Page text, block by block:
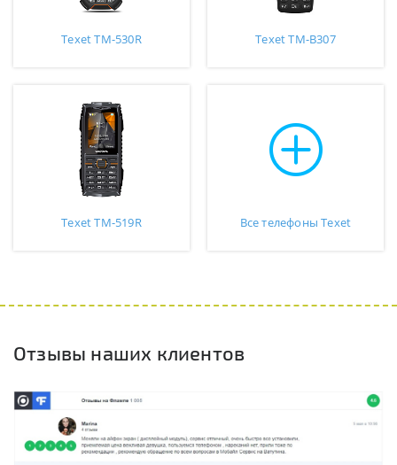
Texet TM-530R Texet TM-B307
Texet TM-519R Все телефоны Texet
Отзывы наших клиентов